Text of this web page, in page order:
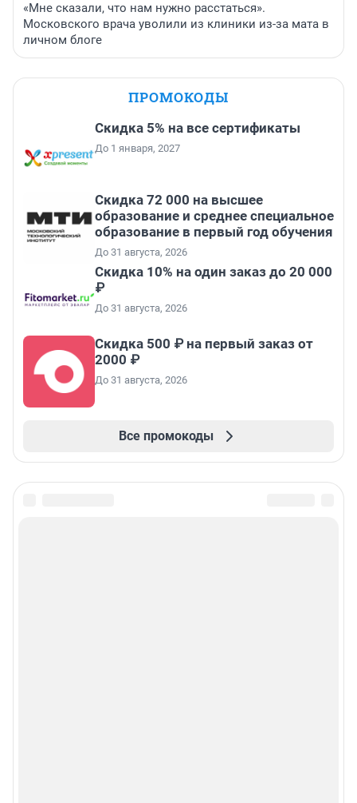
«Мне сказали, что нам нужно расстаться».
Московского врача уволили из клиники из-за мата в
личном блоге
ПРОМОКОДЫ
Скидка 5% на все сертификаты
До 1 января, 2027
Скидка 72 000 на высшее
образование и среднее специальное
образование в первый год обучения
До 31 августа, 2026
Скидка 10% на один заказ до 20 000
₽
До 31 августа, 2026
Скидка 500 ₽ на первый заказ от
2000 ₽
До 31 августа, 2026
Все промокоды